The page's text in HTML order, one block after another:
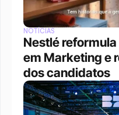
NOTÍCIAS
Nestlé
em Marketing e
dos candidatos